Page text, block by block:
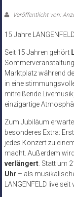
Veröffentlicht von:
15 Jahre
Seit 15 Jahren gehört
Marktplatz während
in eine
mitreißende
einzigartige
Zum Jubiläum
besonderes Extra:
jedes Konzert zu
macht. Außerdem
verlängert. Statt um
Uhr – als
LANGENFELD live